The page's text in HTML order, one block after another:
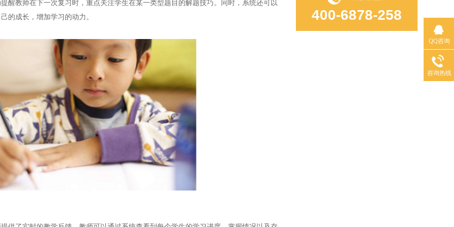
教师在下一次复习时，重点关注学生在某一类型题目的解题技巧。同时，系统还可以
的成长，增加学习的动力。
400-6878-258
QQ咨询
咨询热线